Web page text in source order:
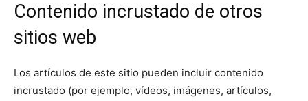
Contenido incrustado de otros
sitios web
Los artículos de este sitio pueden incluir contenido
incrustado (por ejemplo, vídeos, imágenes, artículos,